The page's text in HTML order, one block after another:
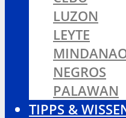
LUZON
LEYTE
NEGROS
PALAWAN
TIPPS &